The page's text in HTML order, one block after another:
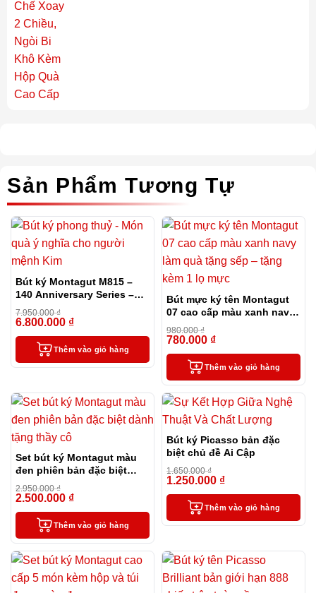
Sản Phẩm Tương Tự
Bút ký Montagut M815 –
140 Anniversary Series –
phiên bản đặc biệt kỷ niệm
140 năm của hãng
7.950.000₫
6.800.000 ₫
Thêm vào giỏ hàng
Bút mực ký tên Montagut
07 cao cấp màu xanh navy
làm quà tặng sếp – tặng
kèm 1 lọ mực
980.000₫
780.000 ₫
Thêm vào giỏ hàng
Set bút ký Montagut màu
đen phiên bản đặc biệt
dành tặng thầy cô
2.950.000₫
2.500.000 ₫
Thêm vào giỏ hàng
Bút ký Picasso bản đặc
biệt chủ đề Ai Cập
1.650.000₫
1.250.000 ₫
Thêm vào giỏ hàng